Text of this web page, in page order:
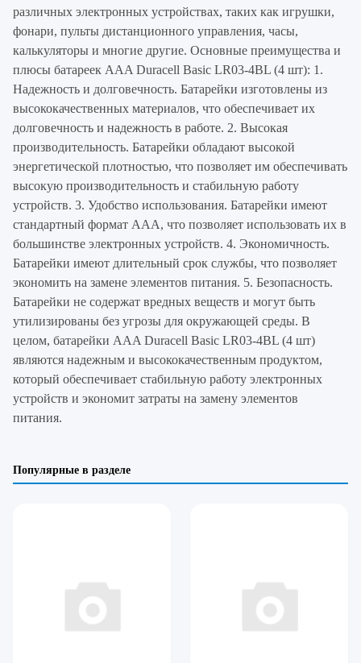
различных электронных устройствах, таких как игрушки,
фонари, пульты дистанционного управления, часы,
калькуляторы и многие другие. Основные преимущества и
плюсы батареек AAA Duracell Basic LR03-4BL (4 шт): 1.
Надежность и долговечность. Батарейки изготовлены из
высококачественных материалов, что обеспечивает их
долговечность и надежность в работе. 2. Высокая
производительность. Батарейки обладают высокой
энергетической плотностью, что позволяет им обеспечивать
высокую производительность и стабильную работу
устройств. 3. Удобство использования. Батарейки имеют
стандартный формат AAA, что позволяет использовать их в
большинстве электронных устройств. 4. Экономичность.
Батарейки имеют длительный срок службы, что позволяет
экономить на замене элементов питания. 5. Безопасность.
Батарейки не содержат вредных веществ и могут быть
утилизированы без угрозы для окружающей среды. В
целом, батарейки AAA Duracell Basic LR03-4BL (4 шт)
являются надежным и высококачественным продуктом,
который обеспечивает стабильную работу электронных
устройств и экономит затраты на замену элементов
питания.
Популярные в разделе